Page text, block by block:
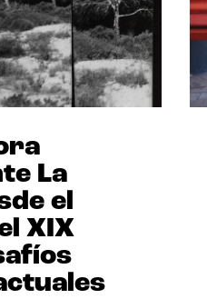
La
el
XIX